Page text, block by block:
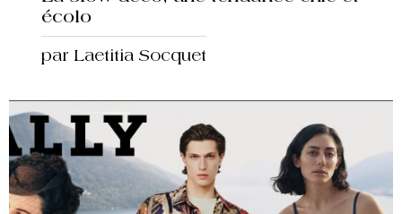
écolo
par Laetitia Socquet